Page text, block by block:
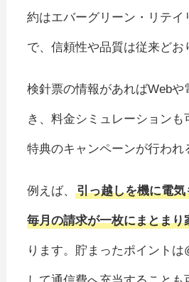
約はエバーグリーン・リテイ
で、信頼性や品質は従来どお
検針票の情報があればWeb
き、料金シミュレーションも
特典のキャンペーンが行われ
例えば、引っ越しを機に電
毎月の請求が一枚にまとまり
ります。貯まったポイント